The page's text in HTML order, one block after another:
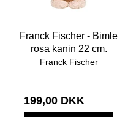
Franck Fischer - Bimle
rosa kanin 22 cm.
Franck Fischer
199,00 DKK